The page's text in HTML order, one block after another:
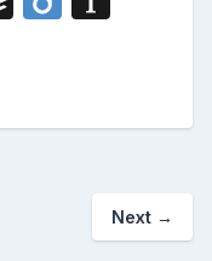
r
p
er
Next →